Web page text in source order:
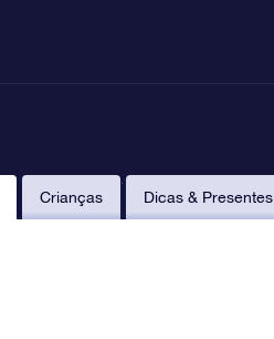
Crianças Dicas & Presentes